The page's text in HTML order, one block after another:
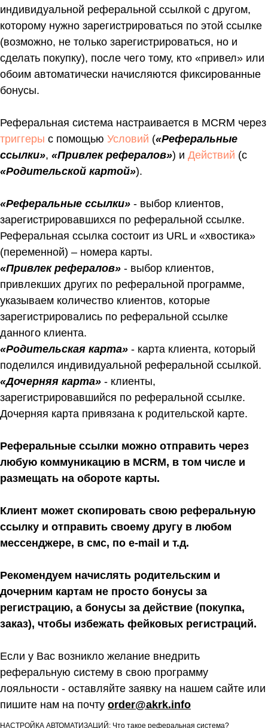
индивидуальной реферальной ссылкой с другом,
которому нужно зарегистрироваться по этой ссылке
(возможно, не только зарегистрироваться, но и
сделать покупку), после чего тому, кто «привел» или
обоим автоматически начисляются фиксированные
бонусы.
Реферальная система настраивается в MCRM через
триггеры с помощью Условий («Реферальные
ссылки», «Привлек рефералов») и Действий (с
«Родительской картой»).
«Реферальные ссылки» - выбор клиентов,
зарегистрировавшихся по реферальной ссылке.
Реферальная ссылка состоит из URL и «хвостика»
(переменной) – номера карты.
«Привлек рефералов» - выбор клиентов,
привлекших других по реферальной программе,
указываем количество клиентов, которые
зарегистрировались по реферальной ссылке
данного клиента.
«Родительская карта» - карта клиента, который
поделился индивидуальной реферальной ссылкой.
«Дочерняя карта» - клиенты,
зарегистрировавшийся по реферальной ссылке.
Дочерняя карта привязана к родительской карте.
Реферальные ссылки можно отправить через
любую коммуникацию в MCRM, в том числе и
размещать на обороте карты.
Клиент может скопировать свою реферальную
ссылку и отправить своему другу в любом
мессенджере, в смс, по e-mail и т.д.
Рекомендуем начислять родительским и
дочерним картам не просто бонусы за
регистрацию, а бонусы за действие (покупка,
заказ), чтобы избежать фейковых регистраций.
Если у Вас возникло желание внедрить
реферальную систему в свою программу
лояльности - оставляйте заявку на нашем сайте или
пишите нам на почту order@akrk.info
НАСТРОЙКА АВТОМАТИЗАЦИЙ: Что такое реферальная система?